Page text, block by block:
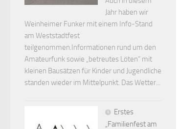
Jahr haben wir
Weinheimer Funker mit einem Info-Stand
am Weststadtfest
teilgenommen.Informationen rund um den
Amateurfunk sowie „betreutes Löten“ mit
kleinen Bausätzen für Kinder und Jugendliche
standen wieder im Mittelpunkt. Das Wetter...
Erstes
„Familienfest am